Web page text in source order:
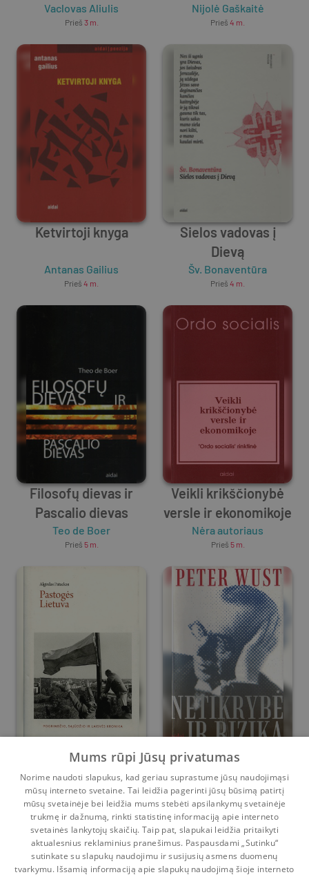
Vaclovas Aliulis
Prieš 3 m.
Nijolė Gaškaitė
Prieš 4 m.
Ketvirtoji knyga
Antanas Gailius
Prieš 4 m.
Sielos vadovas į
Dievą
Šv. Bonaventūra
Prieš 4 m.
Filosofų dievas ir
Pascalio dievas
Teo de Boer
Prieš 5 m.
Veikli krikščionybė
versle ir ekonomikoje
Nėra autoriaus
Prieš 5 m.
Pastogės Lietuva
Algirdas Patackas
Prieš5 m.
Netikrybė ir rizika
Peter Wust
Prieš5 m.
Pradinis Krepšelis Pokalbiai Pranešimai Paskyra
Mums rūpi Jūsų privatumas
Norime naudoti slapukus, kad geriau suprastume jūsų naudojimąsi
mūsų interneto svetaine. Tai leidžia pagerinti jūsų būsimą patirtį
mūsų svetainėje bei leidžia mums stebėti apsilankymų svetainėje
trukmę ir dažnumą, rinkti statistinę informaciją apie interneto
svetainės lankytojų skaičių. Taip pat, slapukai leidžia pritaikyti
aktualesnius reklaminius pranešimus. Paspausdami „Sutinku“
sutinkate su slapukų naudojimu ir susijusių asmens duomenų
tvarkymu. Išsamią informaciją apie slapukų naudojimą šioje interneto